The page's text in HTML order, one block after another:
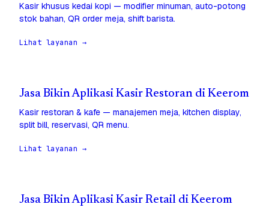
Kasir khusus kedai kopi — modifier minuman, auto-potong
stok bahan, QR order meja, shift barista.
Lihat layanan →
Jasa Bikin Aplikasi Kasir Restoran di Keerom
Kasir restoran & kafe — manajemen meja, kitchen display,
split bill, reservasi, QR menu.
Lihat layanan →
Jasa Bikin Aplikasi Kasir Retail di Keerom